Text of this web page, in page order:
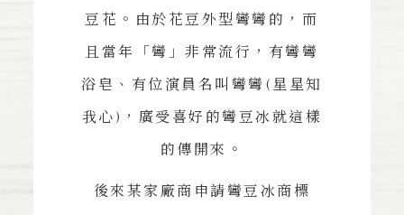
豆花。由於花豆外型彎彎的，而
且當年「彎」非常流行，有彎彎
浴皂、有位演員名叫彎彎(星星知
我心)，廣受喜好的彎豆冰就這樣
的傳開來。
後來某家廠商申請彎豆冰商標